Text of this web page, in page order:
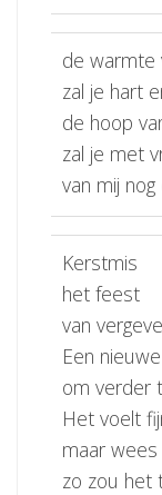
de warmte
zal je hart
de hoop
zal je met
van mij
Kerstmis
het feest
van
Een
om verder
Het voelt
maar wees
zo zou het